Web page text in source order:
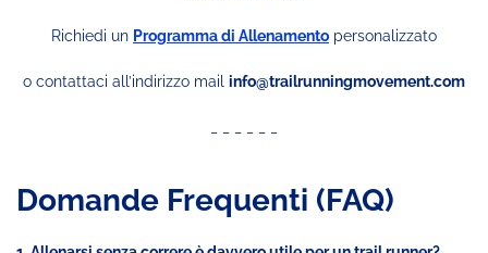
Richiedi un Programma di Allenamento personalizzato
o contattaci all’indirizzo mail info@trailrunningmovement.com
Domande Frequenti (FAQ)